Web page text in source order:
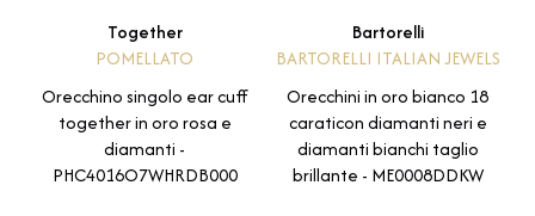
Together
POMELLATO
Orecchino singolo ear cuff
together in oro rosa e
diamanti -
PHC4016O7WHRDB000
Bartorelli
BARTORELLI ITALIAN JEWELS
Orecchini in oro bianco 18
caraticon diamanti neri e
diamanti bianchi taglio
brillante - ME0008DDKW